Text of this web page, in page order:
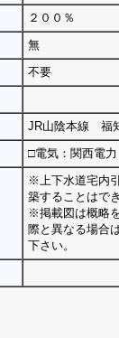
２００％
無
不要
JR山陰本線 福
□電気：関西電
※上下水道宅内
築することはで
※掲載図は概略
際と異なる場合
下さい。